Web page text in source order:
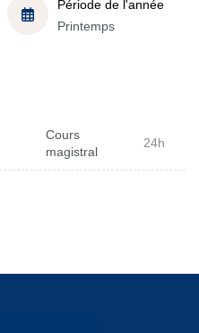
Période de l'année
Printemps
Cours
magistral
24h